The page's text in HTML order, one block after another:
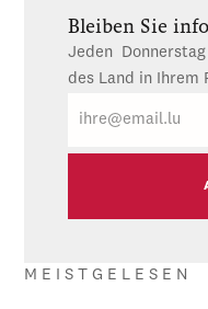
Bleiben Sie
Jeden
des Land in Ihrem
Mail
MEISTGELESEN